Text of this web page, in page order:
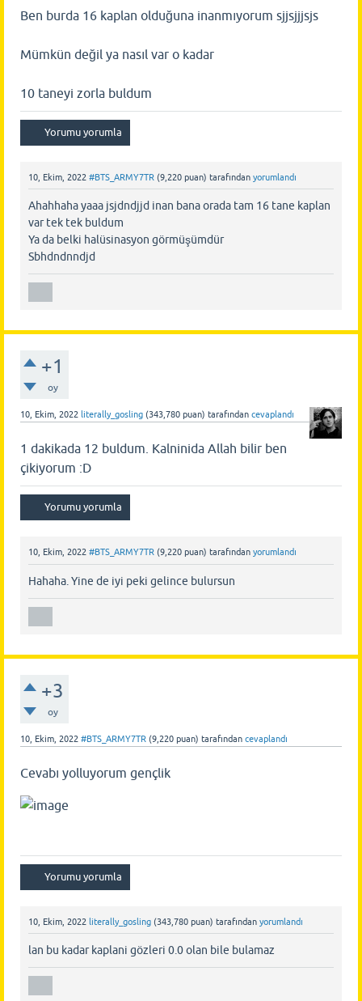
Ben burda 16 kaplan olduğuna inanmıyorum sjjsjjjsjs
Mümkün değil ya nasıl var o kadar
10 taneyi zorla buldum
10, Ekim, 2022 #BTS_ARMY7TR (9,220 puan) tarafından yorumlandı
Ahahhaha yaaa jsjdndjjd inan bana orada tam 16 tane kaplan
var tek tek buldum
Ya da belki halüsinasyon görmüşümdür
Sbhdndnndjd
+1
oy
10, Ekim, 2022 literally_gosling (343,780 puan) tarafından cevaplandı
1 dakikada 12 buldum. Kalninida Allah bilir ben
çikiyorum :D
10, Ekim, 2022 #BTS_ARMY7TR (9,220 puan) tarafından yorumlandı
Hahaha. Yine de iyi peki gelince bulursun
+3
oy
10, Ekim, 2022 #BTS_ARMY7TR (9,220 puan) tarafından cevaplandı
Cevabı yolluyorum gençlik
10, Ekim, 2022 literally_gosling (343,780 puan) tarafından yorumlandı
lan bu kadar kaplani gözleri 0.0 olan bile bulamaz